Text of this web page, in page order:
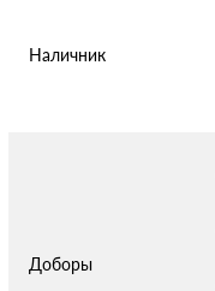
Наличник
Доборы